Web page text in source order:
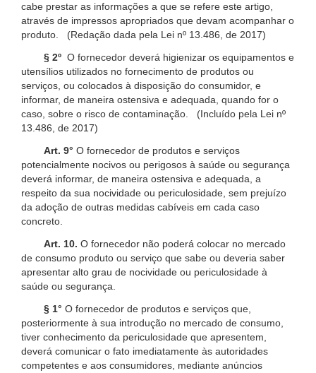
cabe prestar as informações a que se refere este artigo,
através de impressos apropriados que devam acompanhar o
produto. (Redação dada pela Lei nº 13.486, de 2017)
§ 2º O fornecedor deverá higienizar os equipamentos e
utensílios utilizados no fornecimento de produtos ou
serviços, ou colocados à disposição do consumidor, e
informar, de maneira ostensiva e adequada, quando for o
caso, sobre o risco de contaminação. (Incluído pela Lei nº
13.486, de 2017)
Art. 9° O fornecedor de produtos e serviços
potencialmente nocivos ou perigosos à saúde ou segurança
deverá informar, de maneira ostensiva e adequada, a
respeito da sua nocividade ou periculosidade, sem prejuízo
da adoção de outras medidas cabíveis em cada caso
concreto.
Art. 10. O fornecedor não poderá colocar no mercado
de consumo produto ou serviço que sabe ou deveria saber
apresentar alto grau de nocividade ou periculosidade à
saúde ou segurança.
§ 1° O fornecedor de produtos e serviços que,
posteriormente à sua introdução no mercado de consumo,
tiver conhecimento da periculosidade que apresentem,
deverá comunicar o fato imediatamente às autoridades
competentes e aos consumidores, mediante anúncios